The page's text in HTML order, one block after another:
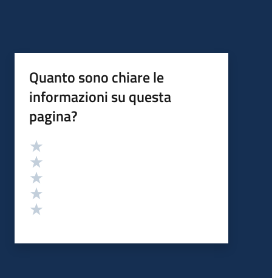
Quanto sono chiare le
informazioni su questa
pagina?
Valutazione